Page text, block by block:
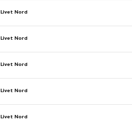
Livet Nord
Livet Nord
Livet Nord
Livet Nord
Livet Nord